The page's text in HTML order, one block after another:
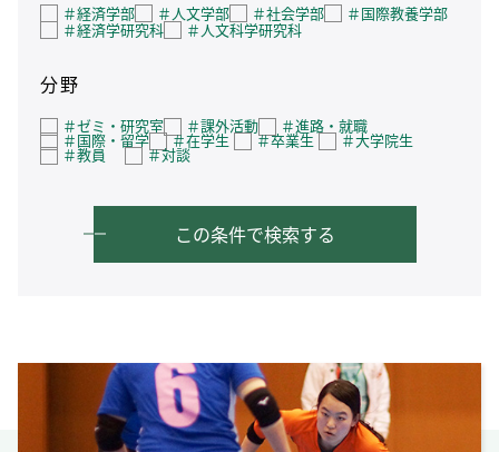
＃経済学部 ＃人文学部 ＃社会学部 ＃国際教養学部
＃経済学研究科 ＃人文科学研究科
分野
＃ゼミ・研究室 ＃課外活動 ＃進路・就職
＃国際・留学 ＃在学生 ＃卒業生 ＃大学院生
＃教員 ＃対談
この条件で検索する